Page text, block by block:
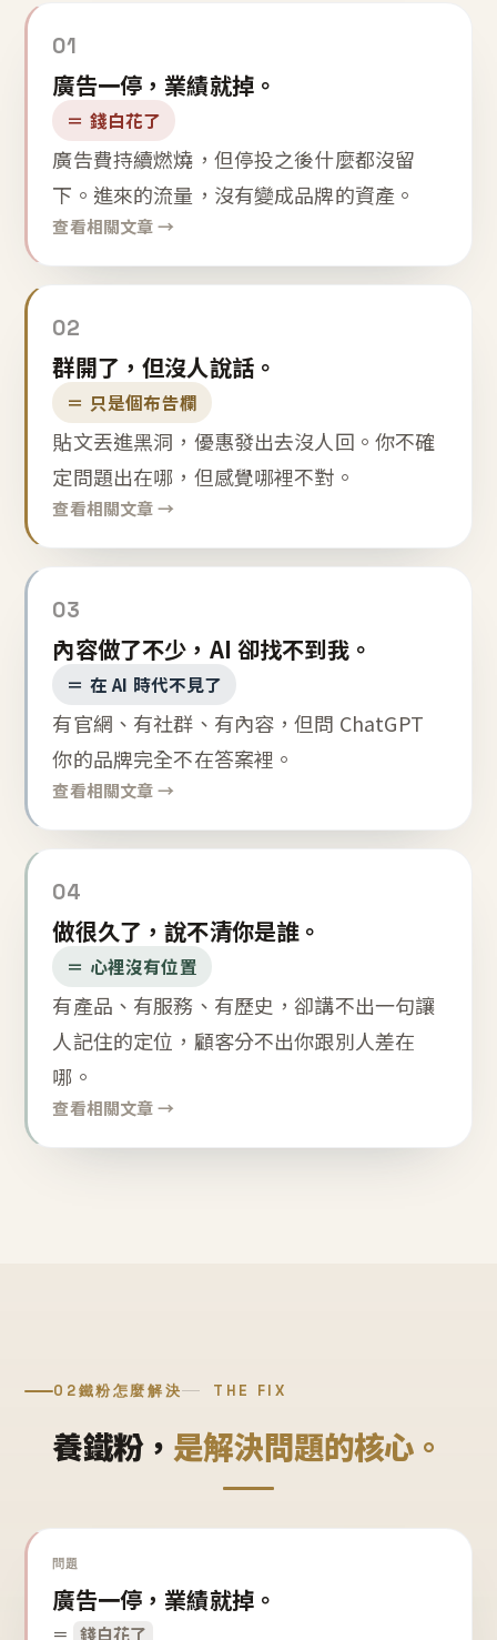
01
廣告一停，業績就掉。
＝ 錢白花了
廣告費持續燃燒，但停投之後什麼都沒留
下。進來的流量，沒有變成品牌的資產。
查看相關文章 →
02
群開了，但沒人說話。
＝ 只是個布告欄
貼文丟進黑洞，優惠發出去沒人回。你不確
定問題出在哪，但感覺哪裡不對。
查看相關文章 →
03
內容做了不少，AI 卻找不到我。
＝ 在 AI 時代不見了
有官網、有社群、有內容，但問 ChatGPT
你的品牌完全不在答案裡。
查看相關文章 →
04
做很久了，說不清你是誰。
＝ 心裡沒有位置
有產品、有服務、有歷史，卻講不出一句讓
人記住的定位，顧客分不出你跟別人差在
哪。
查看相關文章 →
02鐵粉怎麼解決 THE FIX
養鐵粉， 是解決問題的核心。
問題
廣告一停，業績就掉。
＝ 錢白花了